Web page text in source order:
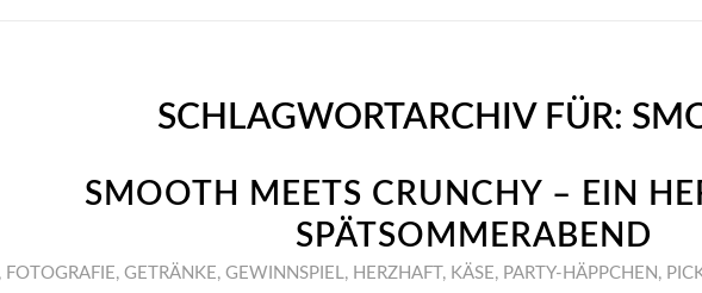
SCHLAGWORTARCHIV FÜR:
SMOOTH MEETS CRUNCHY – EIN
SPÄTSOMMERABEND
, FOTOGRAFIE, GETRÄNKE, GEWINNSPIEL, HERZHAFT , KÄSE, PARTY-HÄPPCHEN ,